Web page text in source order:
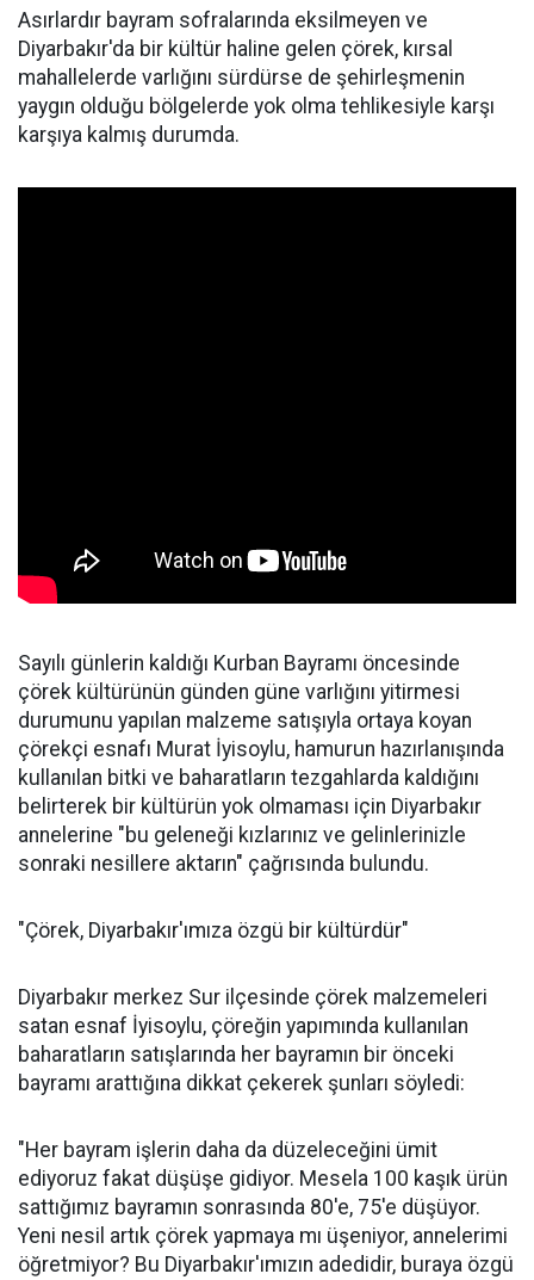
Asırlardır bayram sofralarında eksilmeyen ve
Diyarbakır'da bir kültür haline gelen çörek, kırsal
mahallelerde varlığını sürdürse de şehirleşmenin
yaygın olduğu bölgelerde yok olma tehlikesiyle karşı
karşıya kalmış durumda.
Sayılı günlerin kaldığı Kurban Bayramı öncesinde
çörek kültürünün günden güne varlığını yitirmesi
durumunu yapılan malzeme satışıyla ortaya koyan
çörekçi esnafı Murat İyisoylu, hamurun hazırlanışında
kullanılan bitki ve baharatların tezgahlarda kaldığını
belirterek bir kültürün yok olmaması için Diyarbakır
annelerine "bu geleneği kızlarınız ve gelinlerinizle
sonraki nesillere aktarın" çağrısında bulundu.
"Çörek, Diyarbakır'ımıza özgü bir kültürdür"
Diyarbakır merkez Sur ilçesinde çörek malzemeleri
satan esnaf İyisoylu, çöreğin yapımında kullanılan
baharatların satışlarında her bayramın bir önceki
bayramı arattığına dikkat çekerek şunları söyledi:
"Her bayram işlerin daha da düzeleceğini ümit
ediyoruz fakat düşüşe gidiyor. Mesela 100 kaşık ürün
sattığımız bayramın sonrasında 80'e, 75'e düşüyor.
Yeni nesil artık çörek yapmaya mı üşeniyor, annelerimi
öğretmiyor? Bu Diyarbakır'ımızın adedidir, buraya özgü